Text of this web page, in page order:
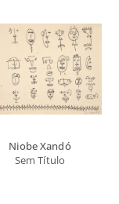
Niobe Xandó
Sem Título